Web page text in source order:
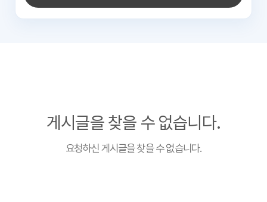
게시글을 찾을 수 없습니다.
요청하신 게시글을 찾을 수 없습니다.